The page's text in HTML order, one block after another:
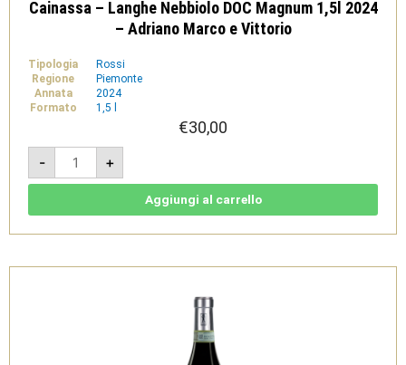
Cainassa – Langhe Nebbiolo DOC Magnum 1,5l 2024
– Adriano Marco e Vittorio
Tipologia
Rossi
Regione
Piemonte
Annata
2024
Formato
1,5 l
€30,00
-
Cainassa
Langhe
Nebbiolo
2024
Marco
+
Aggiungi al carrello